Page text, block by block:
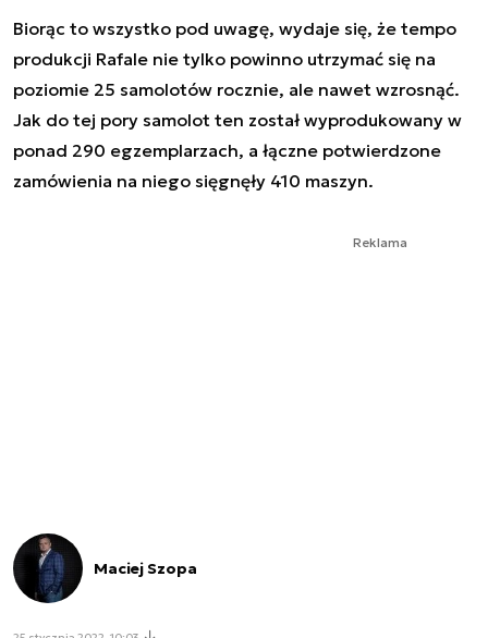
Biorąc to wszystko pod uwagę, wydaje się, że tempo
produkcji Rafale nie tylko powinno utrzymać się na
poziomie 25 samolotów rocznie, ale nawet wzrosnąć.
Jak do tej pory samolot ten został wyprodukowany w
ponad 290 egzemplarzach, a łączne potwierdzone
zamówienia na niego sięgnęły 410 maszyn.
Reklama
Maciej Szopa